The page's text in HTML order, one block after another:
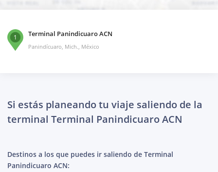
1 Terminal Panindicuaro ACN
Panindícuaro, Mich., México
Si estás planeando tu viaje saliendo de la
terminal Terminal Panindicuaro ACN
Destinos a los que puedes ir saliendo de Terminal
Panindicuaro ACN: